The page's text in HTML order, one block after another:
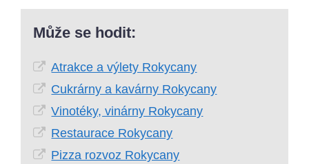
Může se hodit:
Atrakce a výlety Rokycany
Cukrárny a kavárny Rokycany
Vinotéky, vinárny Rokycany
Restaurace Rokycany
Pizza rozvoz Rokycany